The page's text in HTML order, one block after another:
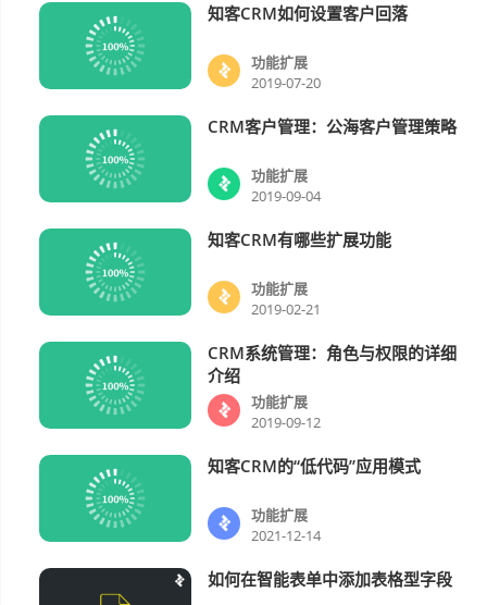
知客CRM如何设置客户回落
功能扩展
2019-07-20
CRM客户管理：公海客户管理策略
功能扩展
2019-09-04
知客CRM有哪些扩展功能
功能扩展
2019-02-21
CRM系统管理：角色与权限的详细
介绍
功能扩展
2019-09-12
知客CRM的“低代码”应用模式
功能扩展
2021-12-14
如何在智能表单中添加表格型字段